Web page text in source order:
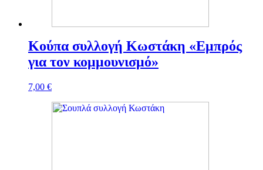
Κούπα συλλογή Κωστάκη «Εμπρός
για τον κομμουνισμό»
7,00 €